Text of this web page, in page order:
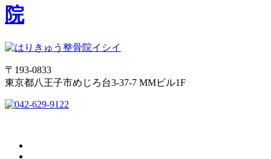
院
〒193-0833
東京都八王子市めじろ台3-37-7 MMビル1F